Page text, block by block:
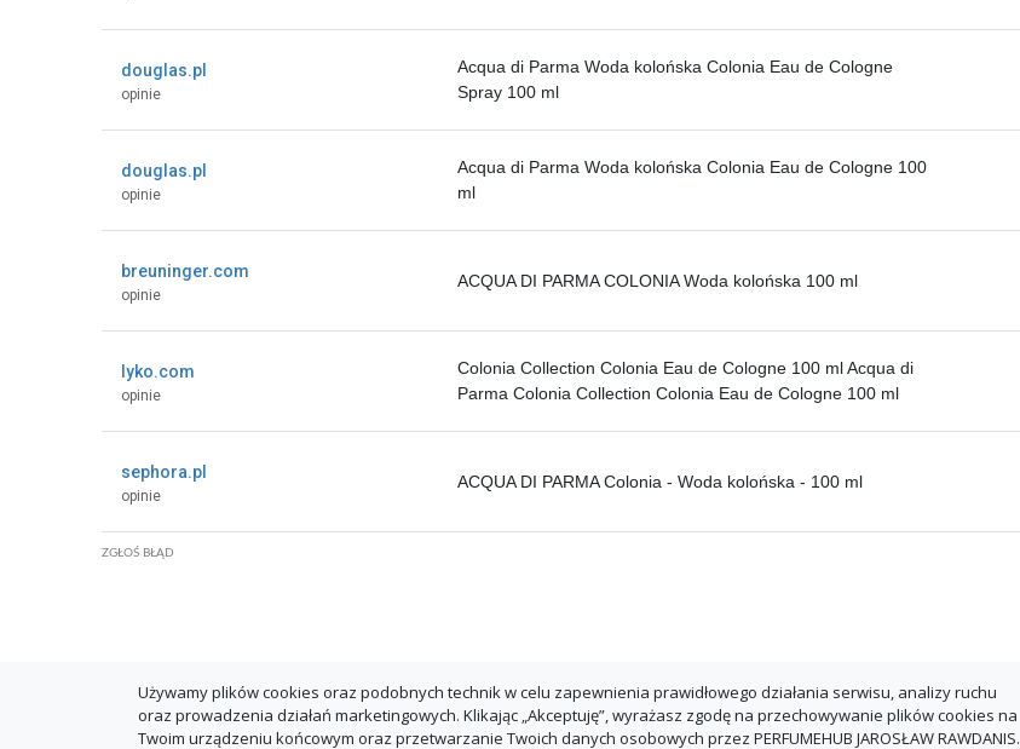
douglas.pl
opinie
Acqua di Parma Woda kolońska Colonia Eau de Cologne
Spray 100 ml
douglas.pl
opinie
Acqua di Parma Woda kolońska Colonia Eau de Cologne 100
ml
breuninger.com
opinie
ACQUA DI PARMA COLONIA Woda kolońska 100 ml
lyko.com
opinie
Colonia Collection Colonia Eau de Cologne 100 ml Acqua di
Parma Colonia Collection Colonia Eau de Cologne 100 ml
sephora.pl
opinie
ACQUA DI PARMA Colonia - Woda kolońska - 100 ml
ZGŁOŚ BŁĄD
Używamy plików cookies oraz podobnych technik w celu zapewnienia prawidłowego działania serwisu, analizy ruchu
oraz prowadzenia działań marketingowych. Klikając „Akceptuję”, wyrażasz zgodę na przechowywanie plików cookies na
Twoim urządzeniu końcowym oraz przetwarzanie Twoich danych osobowych przez PERFUMEHUB JAROSŁAW RAWDANIS.